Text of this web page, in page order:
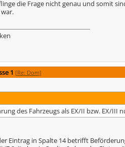
die Frage nicht genau und somit
1 [Re: Dom]
des Fahrzeugs als EX/II bzw. EX/III
Eintrag in Spalte 14 betrifft